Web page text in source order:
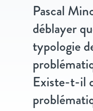
Pascal
déblayer
typologie
Existe-t-il